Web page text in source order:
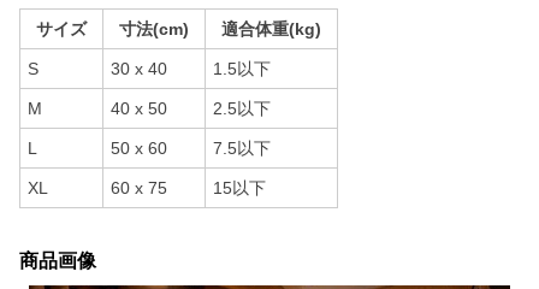
サイズ 寸法(cm) 適合体重(kg)
S 30 x 40 1.5以下
M 40 x 50 2.5以下
L 50 x 60 7.5以下
XL 60 x 75 15以下
商品画像